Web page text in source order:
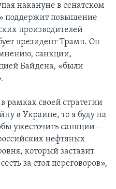
накануне в сенатском
поддержит повышение
производителей
президент Трамп. Он
мнению, санкции,
Байдена, «были
рамках своей стратегии
в Украине, то я буду на
ужесточить санкции –
нефтяных
который заставит
за стол переговоров»,